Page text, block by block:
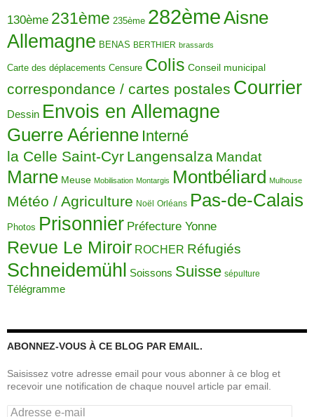
130ème 231ème 235ème 282èmeAisne
Allemagne BENAS BERTHIER brassards
Carte des déplacements Censure Colis Conseil municipal
correspondance / cartes postales Courrier
Dessin Envois en Allemagne
Guerre Aérienne Interné
la Celle Saint-Cyr Langensalza Mandat
Marne Meuse Mobilisation Montargis Montbéliard Mulhouse
Météo / Agriculture Noël Orléans Pas-de-Calais
Photos Prisonnier Préfecture Yonne
Revue Le Miroir ROCHER Réfugiés
Schneidemühl Soissons Suisse sépulture
Télégramme
ABONNEZ-VOUS À CE BLOG PAR EMAIL.
Saisissez votre adresse email pour vous abonner à ce blog et
recevoir une notification de chaque nouvel article par email.
Adresse